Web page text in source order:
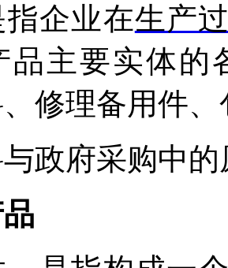
企业在生产
品主要实体的
修理备用件
政府采购中